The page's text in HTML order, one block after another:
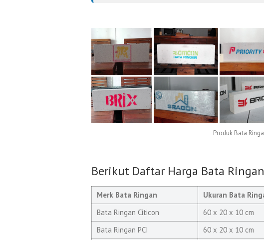
Produk Bata
Berikut Daftar Harga Bata
Merk Bata Ringan Ukuran Bata
Bata Ringan Citicon
60 x 20 x 10 cm
Bata Ringan PCI
60 x 20 x 10 cm